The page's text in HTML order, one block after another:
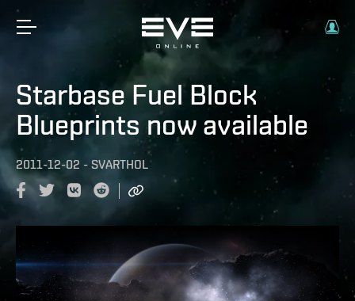
Starbase Fuel Block
Blueprints now available
2011-12-02 - SVARTHOL